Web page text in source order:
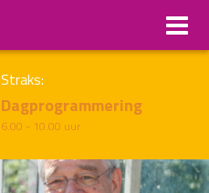
Straks:
Dagprogrammering
6.00 - 10.00 uur